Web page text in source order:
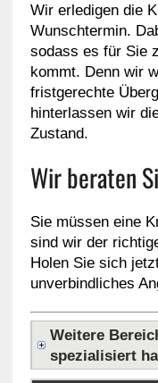
Wir erledigen die
Wunschtermin.
sodass es für Sie
kommt. Denn wir
fristgerechte
hinterlassen wir
Zustand.
Wir beraten
Sie müssen eine
sind wir der
Holen Sie sich
unverbindliches
Weitere
spezialisiert